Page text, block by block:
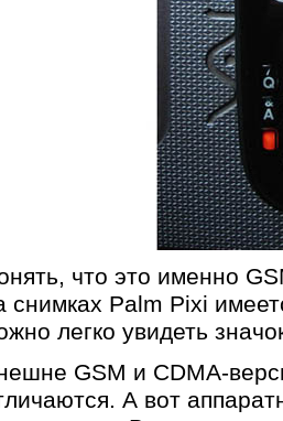
что это именно
снимках Palm Pixi
легко увидеть
GSM и CDMA-
А вот